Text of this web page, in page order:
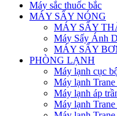
Máy sắc thuốc bắc
MÁY SẤY NÓNG
MÁY SẤY
Máy Sấy Ánh
MÁY SẤY
PHÒNG LẠNH
Máy lạnh cục
Máy lạnh
Máy lạnh áp
Máy lạnh